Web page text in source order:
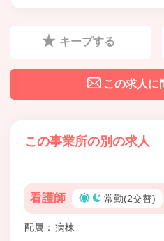
キープする
この求人に
この事業所の別の求人
看護師 常勤(2交替)
配属 病棟